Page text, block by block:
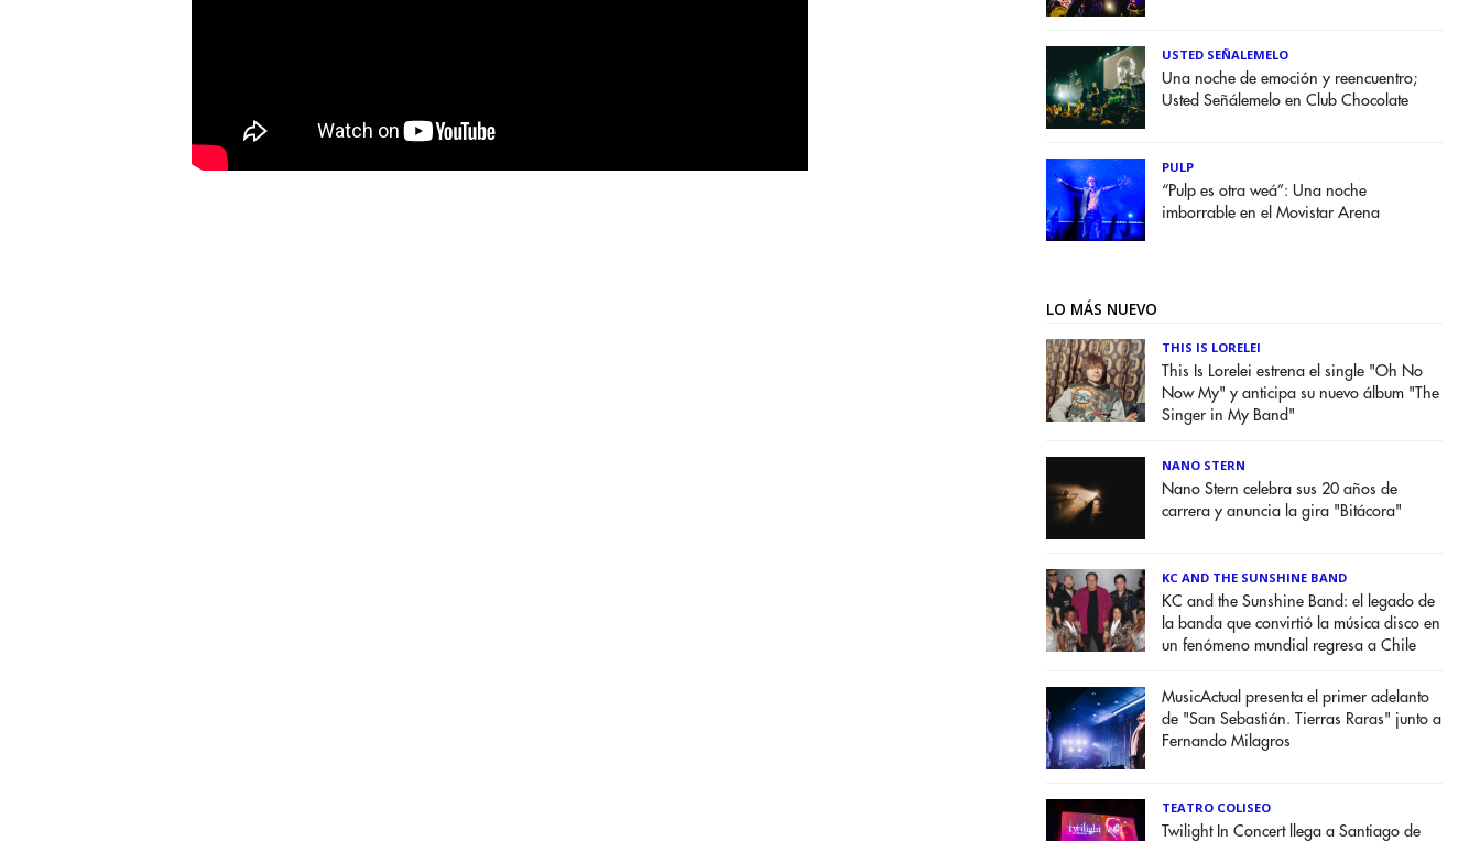
USTED SEÑALEMELO
Una noche de emoción y reencuentro;
Usted Señálemelo en Club Chocolate
PULP
“Pulp es otra weá”: Una noche
imborrable en el Movistar Arena
LO MÁS NUEVO
THIS IS LORELEI
This Is Lorelei estrena el single "Oh No
Now My" y anticipa su nuevo álbum "The
Singer in My Band"
NANO STERN
Nano Stern celebra sus 20 años de
carrera y anuncia la gira "Bitácora"
KC AND THE SUNSHINE BAND
KC and the Sunshine Band: el legado de
la banda que convirtió la música disco en
un fenómeno mundial regresa a Chile
MusicActual presenta el primer adelanto
de "San Sebastián. Tierras Raras" junto a
Fernando Milagros
TEATRO COLISEO
Twilight In Concert llega a Santiago de